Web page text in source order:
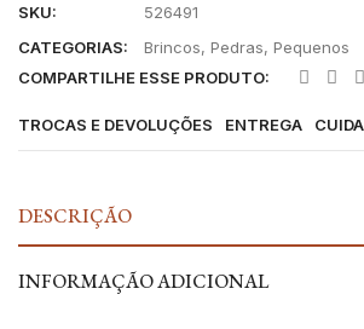
SKU:
526491
CATEGORIAS:
Brincos, Pedras, Pequenos
COMPARTILHE ESSE PRODUTO:
TROCAS E DEVOLUÇÕES ENTREGA
DESCRIÇÃO
INFORMAÇÃO ADICIONAL